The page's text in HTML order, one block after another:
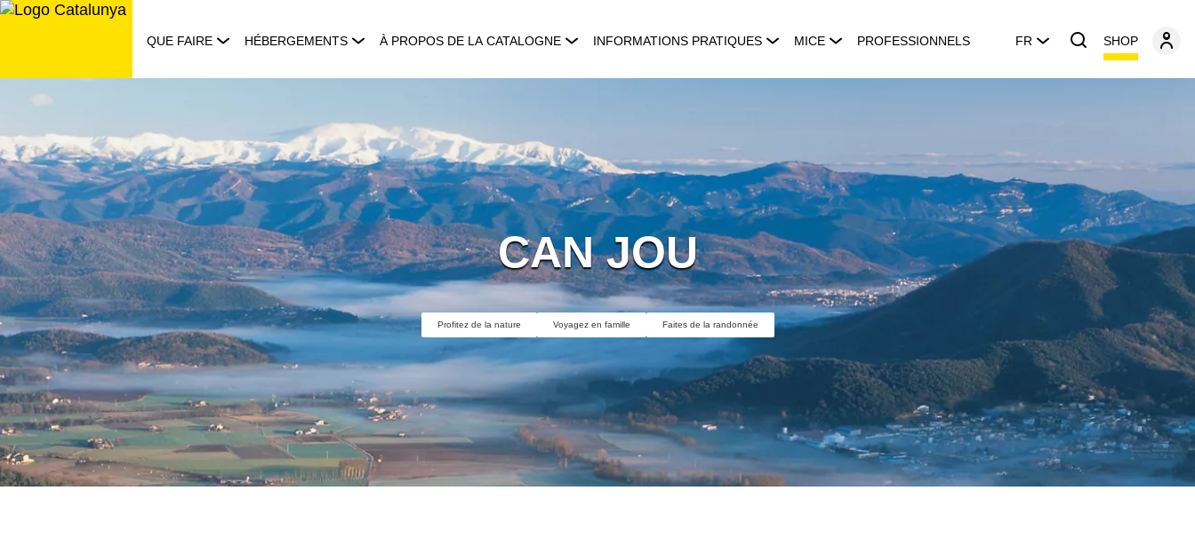
Aller
QUE FAIRE HÉBERGEMENTS À PROPOS DE LA CATALOGNE INFORMATIONS PRATIQUES MICE PROFESSIONNELS FR SHOP
CAN JOU
Profitez de la nature Voyagez en famille Faites de la randonnée